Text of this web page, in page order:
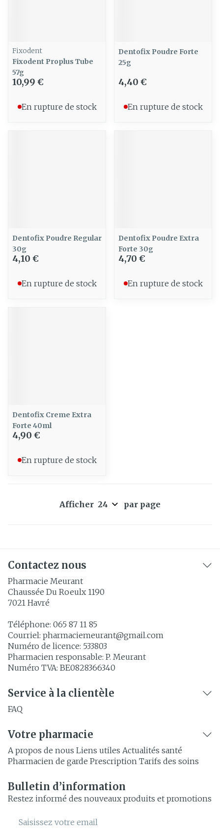
Fixodent
Fixodent Proplus Tube
57g
10,99 €
En rupture de stock
Dentofix Poudre Forte
25g
4,40 €
En rupture de stock
Dentofix Poudre Regular
30g
4,10 €
En rupture de stock
Dentofix Poudre Extra
Forte 30g
4,70 €
En rupture de stock
Dentofix Creme Extra
Forte 40ml
4,90 €
En rupture de stock
Afficher par page
Contactez nous
Pharmacie Meurant
Chaussée Du Roeulx 1190
7021 Havré
Téléphone: 065 87 11 85
Courriel: pharmaciemeurant@gmail.com
Numéro de licence: 533803
Pharmacien responsable: P. Meurant
Numéro TVA: BE0828366340
Service à la clientèle
FAQ
Votre pharmacie
A propos de nous Liens utiles Actualités santé
Pharmacien de garde Prescription Tarifs des soins
Bulletin d’information
Restez informé des nouveaux produits et promotions
Adresse mail